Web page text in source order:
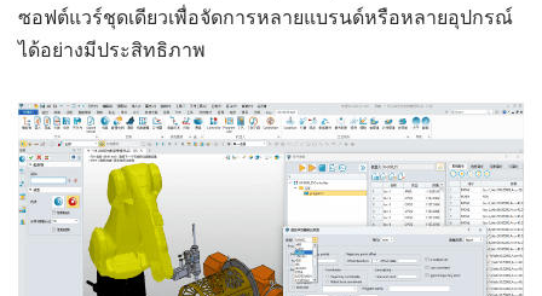
ซอฟต์แวร์ชุดเดียวเพื่อจัดการหลายแบรนด์หรือหลายอุปกรณ์
ได้อย่างมีประสิทธิภาพ